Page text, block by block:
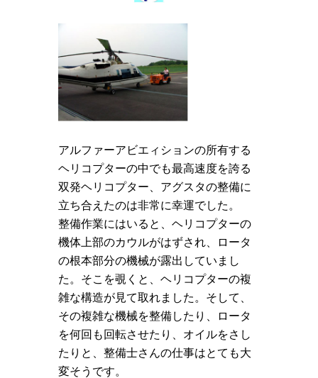
アルファーアビエィションの所有する
ヘリコプターの中でも最高速度を誇る
双発ヘリコプター、アグスタの整備に
立ち合えたのは非常に幸運でした。
整備作業にはいると、ヘリコプターの
機体上部のカウルがはずされ、ロータ
の根本部分の機械が露出していまし
た。そこを覗くと、ヘリコプターの複
雑な構造が見て取れました。そして、
その複雑な機械を整備したり、ロータ
を何回も回転させたり、オイルをさし
たりと、整備士さんの仕事はとても大
変そうです。